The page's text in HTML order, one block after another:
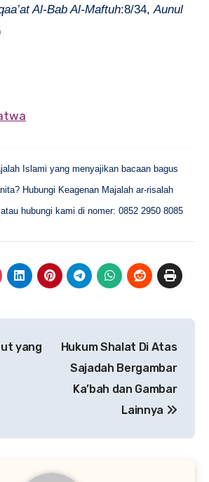
Al-Bab Al-Maftuh:8/34,Aunul
Islami yang menyajikan bacaan bagus
Hubungi Keagenan Majalah ar-risalah
hubungi kami di nomer: 0852 2950 8085
yang
Hukum Shalat Di Atas
Sajadah Bergambar
Ka’bah dan Gambar
Lainnya